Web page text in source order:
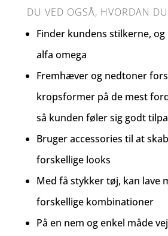
DU VED OGSÅ, HVORDAN
Finder kundens stilkerne,
alfa omega
Fremhæver og nedtoner
kropsformer på de mest
så kunden føler sig godt
Bruger accessories til at
forskellige looks
Med få stykker tøj, kan lave
forskellige kombinationer
På en nem og enkel måde